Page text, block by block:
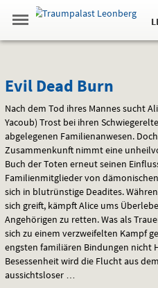
Springe
zum
,zum
.
Navigation
Gehe
zur
Standortauswahl
Hinweis
Evil
Dead
Burn
Evil Dead Burn
Nach dem Tod ihres Mannes sucht
Yacoub) Trost bei ihren
abgelegenen Familienanwesen.
Zusammenkunft nimmt eine
Buch der Toten erneut seinen
Familienmitglieder von
sich in blutrünstige Deadites.
sich greift, kämpft Alice ums
Angehörigen zu retten. Was als
sich zu einem verzweifelten Kampf
engsten familiären Bindungen nicht
Besessenheit wird die Flucht aus
aussichtsloser …